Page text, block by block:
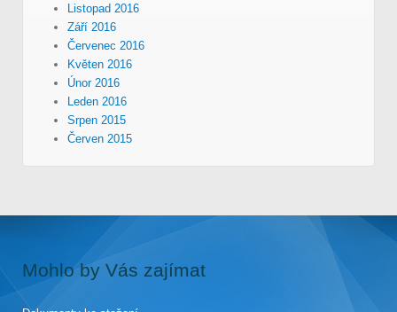
Listopad 2016
Září 2016
Červenec 2016
Květen 2016
Únor 2016
Leden 2016
Srpen 2015
Červen 2015
Mohlo by Vás zajímat